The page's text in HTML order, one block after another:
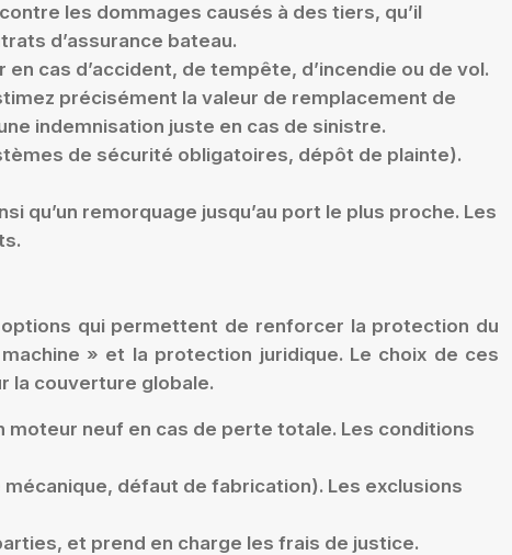
les dommages causés à des tiers, qu’il
d’assurance bateau.
cas d’accident, de tempête, d’incendie ou de vol.
précisément la valeur de remplacement de
indemnisation juste en cas de sinistre.
de sécurité obligatoires, dépôt de plainte).
remorquage jusqu’au port le plus proche. Les
qui permettent de renforcer la protection du
» et la protection juridique. Le choix de ces
la couverture globale.
moteur neuf en cas de perte totale. Les conditions
défaut de fabrication). Les exclusions
et prend en charge les frais de justice.